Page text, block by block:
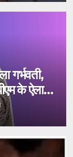
गर्भवती,
के ऐलान